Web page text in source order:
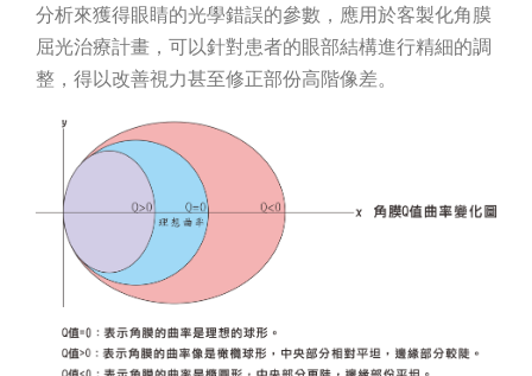
分析來獲得眼睛的光學錯誤的參數，應用於客製化角膜
屈光治療計畫，可以針對患者的眼部結構進行精細的調
整，得以改善視力甚至修正部份高階像差。